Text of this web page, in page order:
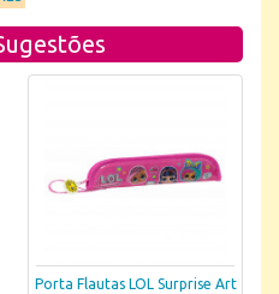
Porta Flautas LOL Surprise Art